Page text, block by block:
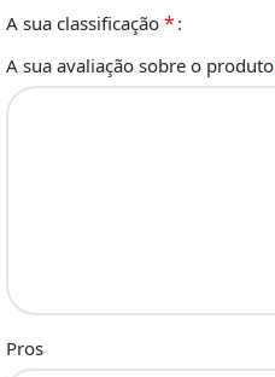
A sua classificação *
A sua avaliação sobre o produto
Pros